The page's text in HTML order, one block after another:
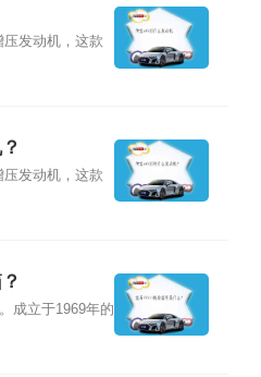
发动机，这款
发动机，这款
成立于1969年的